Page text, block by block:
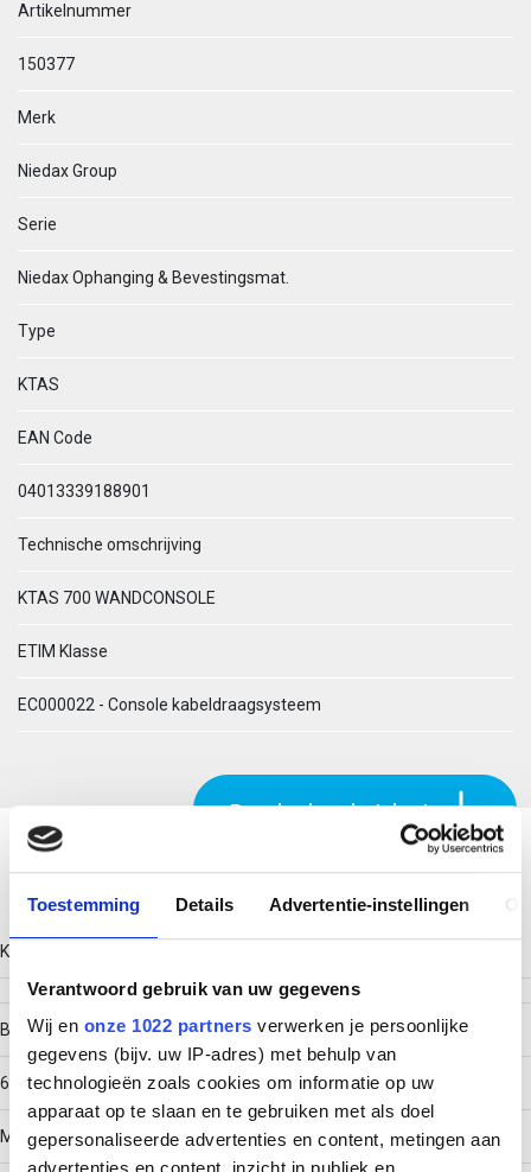
Toestemming Details Advertentie-instellingen
Verantwoord gebruik van uw gegevens
Wij en onze 1022 partners verwerken je persoonlijke
gegevens (bijv. uw IP-adres) met behulp van
technologieën zoals cookies om informatie op uw
apparaat op te slaan en te gebruiken met als doel
gepersonaliseerde advertenties en content, metingen aan
Artikelnummer
150377
Merk
Niedax Group
Serie
Niedax Ophanging & Bevestingsmat.
Type
KTAS
EAN Code
04013339188901
Technische omschrijving
KTAS 700 WANDCONSOLE
ETIM Klasse
EC000022 - Console kabeldraagsysteem
Download productsheet
Technische gegevens
Kleur
Breedte
60
Model